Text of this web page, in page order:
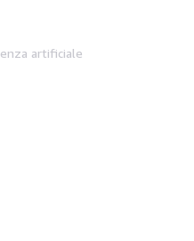
artificiale